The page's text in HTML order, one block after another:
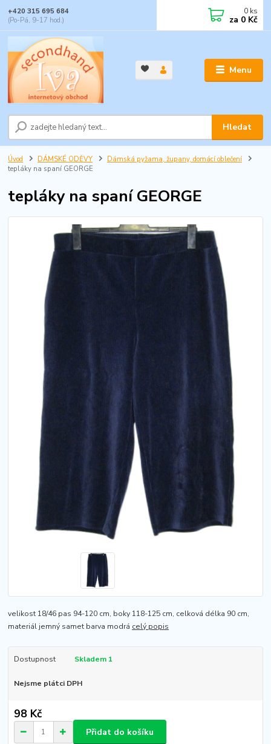
Menu
Hledat
+420 315 695 684
(Po-Pá, 9-17 hod.)
0 ks
za 0 Kč
Úvod DÁMSKÉ ODĚVY
Dámská pyžama, župany, domácí oblečení
tepláky na spaní GEORGE
tepláky na spaní GEORGE
velikost 18/46 pas 94-120 cm, boky 118-125 cm, celková délka 90 cm,
materiál jemný samet barva modrá celý popis
Dostupnost Skladem 1
Nejsme plátci DPH
98 Kč
Přidat do košíku